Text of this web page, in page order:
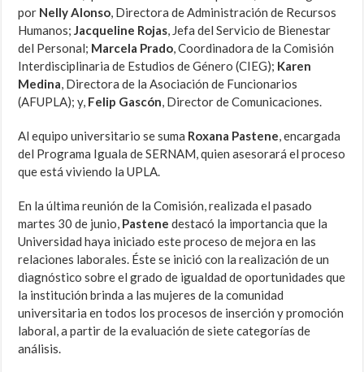
por Nelly Alonso, Directora de Administración de Recursos
Humanos;Jacqueline Rojas, Jefa del Servicio de Bienestar
del Personal; Marcela Prado, Coordinadora de la Comisión
Interdisciplinaria de Estudios de Género (CIEG); Karen
Medina, Directora de la Asociación de Funcionarios
(AFUPLA); y, Felip Gascón, Director de Comunicaciones.
Al equipo universitario se suma Roxana Pastene, encargada
del Programa Iguala de SERNAM, quien asesorará el proceso
que está viviendo la UPLA.
En la última reunión de la Comisión, realizada el pasado
martes 30 de junio, Pastene destacó la importancia que la
Universidad haya iniciado este proceso de mejora en las
relaciones laborales. Éste se inició con la realización de un
diagnóstico sobre el grado de igualdad de oportunidades que
la institución brinda a las mujeres de la comunidad
universitaria en todos los procesos de inserción y promoción
laboral, a partir de la evaluación de siete categorías de
análisis.